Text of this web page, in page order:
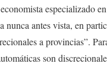
especializado
nunca antes vista, en
a provincias”.
son